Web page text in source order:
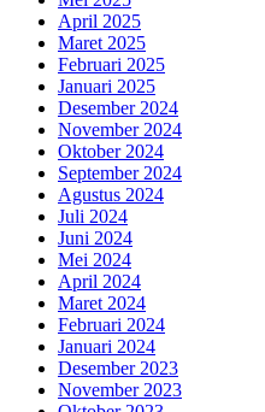
April 2025
Maret 2025
Februari 2025
Januari 2025
Desember 2024
November 2024
Oktober 2024
September 2024
Agustus 2024
Juli 2024
Juni 2024
Mei 2024
April 2024
Maret 2024
Februari 2024
Januari 2024
Desember 2023
November 2023